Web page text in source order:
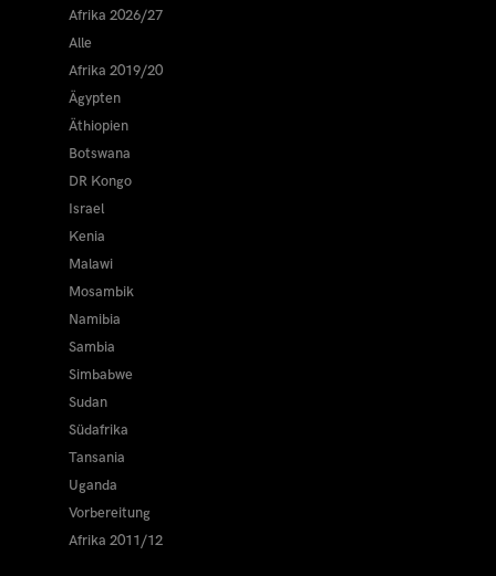
Afrika 2026/27
Alle
Afrika 2019/20
Ägypten
Äthiopien
Botswana
DR Kongo
Israel
Kenia
Malawi
Mosambik
Namibia
Sambia
Simbabwe
Sudan
Südafrika
Tansania
Uganda
Vorbereitung
Afrika 2011/12